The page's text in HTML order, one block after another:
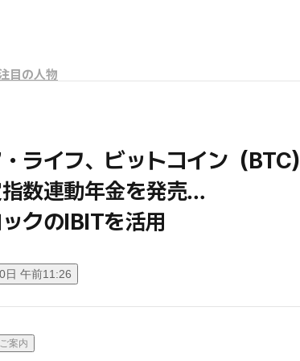
目の人物
ライフ、ビットコイン（BTC）
数連動年金を発売…
クのIBITを活用
日 午前11:26
案内